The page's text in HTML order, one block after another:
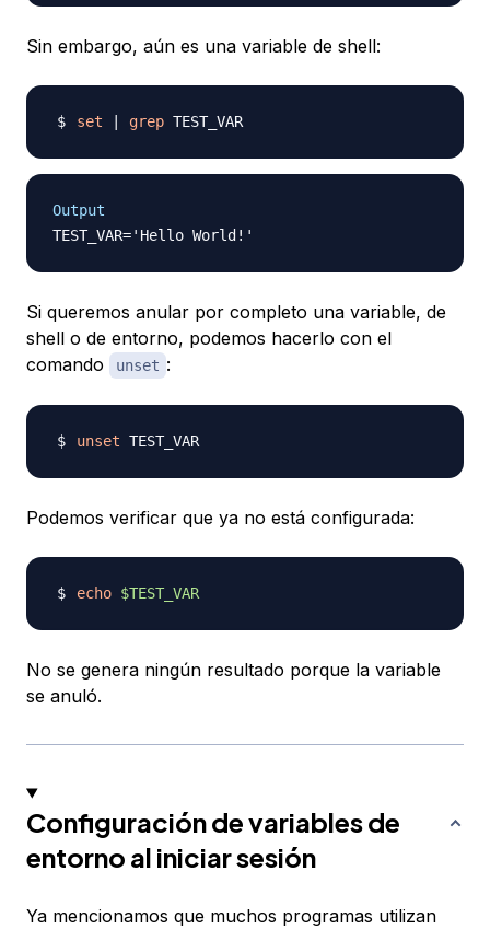
Sin embargo, aún es una variable de shell:
set grep
Output
Si queremos anular por completo una variable, de
shell o de entorno, podemos hacerlo con el
comando
unset :
unset
Podemos verificar que ya no está configurada:
echo $TEST_VAR
No se genera ningún resultado porque la variable
se anuló.
Configuración de variables de
entorno al iniciar sesión
Ya mencionamos que muchos programas utilizan